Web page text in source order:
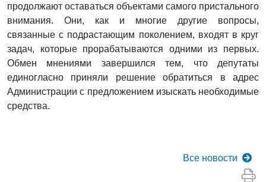
продолжают оставаться объектами самого пристального
внимания. Они, как и многие другие вопросы,
связанные с подрастающим поколением, входят в круг
задач, которые прорабатываются одними из первых.
Обмен мнениями завершился тем, что депутаты
единогласно приняли решение обратиться в адрес
Администрации с предложением изыскать необходимые
средства.
Все новости